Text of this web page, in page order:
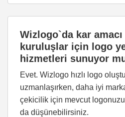
Wizlogo`da kar
kuruluşlar için logo
hizmetleri sunuyor
Evet. Wizlogo hızlı logo
uzmanlaşırken, daha iyi
çekicilik için mevcut
da düşünebilirsiniz.